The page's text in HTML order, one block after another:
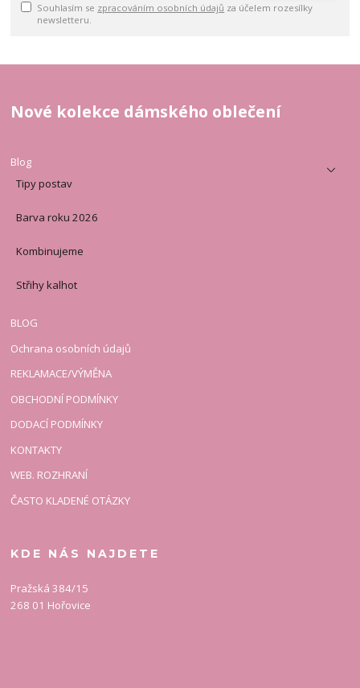
Souhlasím se zpracováním osobních údajů za účelem rozesílky
newsletteru.
Nové kolekce dámského oblečení
Blog
Tipy postav
Barva roku 2026
Kombinujeme
Střihy kalhot
BLOG
Ochrana osobních údajů
REKLAMACE/VÝMĚNA
OBCHODNÍ PODMÍNKY
DODACÍ PODMÍNKY
KONTAKTY
WEB. ROZHRANÍ
ČASTO KLADENÉ OTÁZKY
KDE NÁS NAJDETE
Pražská 384/15
268 01 Hořovice